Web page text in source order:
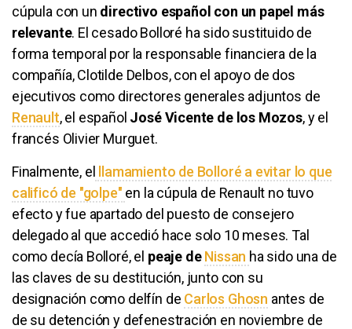
cúpula con un directivo español con un papel más
relevante. El cesado Bolloré ha sido sustituido de
forma temporal por la responsable financiera de la
compañía, Clotilde Delbos, con el apoyo de dos
ejecutivos como directores generales adjuntos de
Renault, el español José Vicente de los Mozos, y el
francés Olivier Murguet.
Finalmente, el llamamiento de Bolloré a evitar lo que
calificó de "golpe" en la cúpula de Renault no tuvo
efecto y fue apartado del puesto de consejero
delegado al que accedió hace solo 10 meses. Tal
como decía Bolloré, el peaje deNissan ha sido una de
las claves de su destitución, junto con su
designación como delfín de Carlos Ghosn antes de
de su detención y defenestración en noviembre de